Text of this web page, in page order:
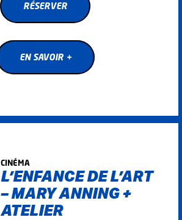
RÉSERVER
EN SAVOIR +
CINÉMA
L’ENFANCE DE L’ART
– MARY ANNING +
ATELIER